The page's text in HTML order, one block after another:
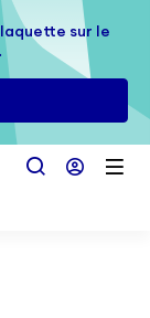
sur le
sur le